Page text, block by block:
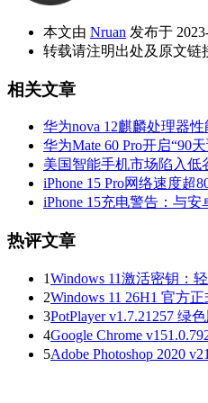
本文由 Nruan 发布于
转载请注明出处及原文链
相关文章
华为nova 12麒麟处理器
华为Mate 60 Pro开启“90
美国智能手机市场陷入低
iPhone 15 Pro网络速度超
iPhone 15充电警告：与
热评文章
1Windows 11激活密钥：
2Windows 11 26H1 官方
3PotPlayer v1.7.21257 绿
4Google Chrome
5Adobe Photoshop 2020